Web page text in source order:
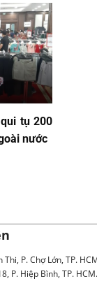
tụ 200
nước
Thi, P. Chợ Lớn, TP.
P. Hiệp Bình, TP. HCM.